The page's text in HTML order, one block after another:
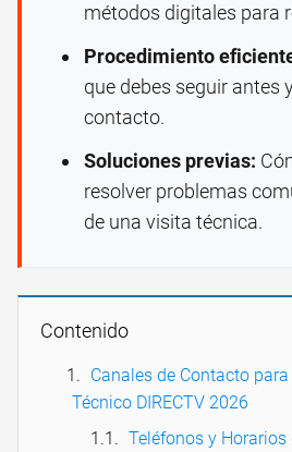
métodos digitales para
Procedimiento
que debes seguir antes
contacto.
Soluciones previas:
resolver problemas
de una visita técnica.
Contenido
Canales de Contacto
Técnico DIRECTV 2026
Teléfonos y Horarios